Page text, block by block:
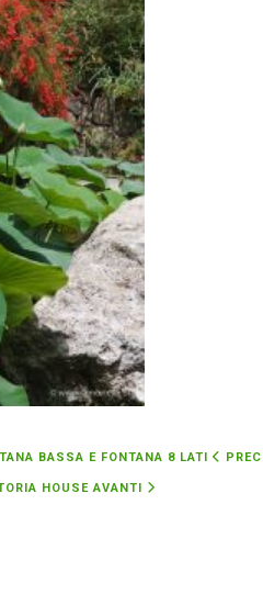
BASSA E FONTANA 8 LATI PREC
HOUSEAVANTI